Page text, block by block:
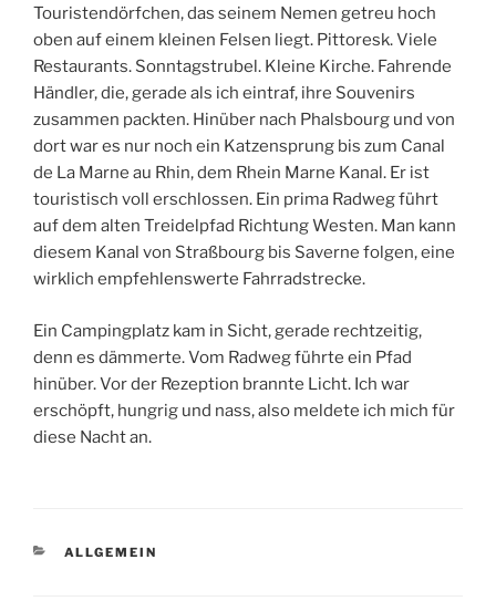
Touristendörfchen, das seinem Nemen getreu hoch
oben auf einem kleinen Felsen liegt. Pittoresk. Viele
Restaurants. Sonntagstrubel. Kleine Kirche. Fahrende
Händler, die, gerade als ich eintraf, ihre Souvenirs
zusammen packten. Hinüber nach Phalsbourg und von
dort war es nur noch ein Katzensprung bis zum Canal
de La Marne au Rhin, dem Rhein Marne Kanal. Er ist
touristisch voll erschlossen. Ein prima Radweg führt
auf dem alten Treidelpfad Richtung Westen. Man kann
diesem Kanal von Straßbourg bis Saverne folgen, eine
wirklich empfehlenswerte Fahrradstrecke.
Ein Campingplatz kam in Sicht, gerade rechtzeitig,
denn es dämmerte. Vom Radweg führte ein Pfad
hinüber. Vor der Rezeption brannte Licht. Ich war
erschöpft, hungrig und nass, also meldete ich mich für
diese Nacht an.
KATEGORIEN
ALLGEMEIN